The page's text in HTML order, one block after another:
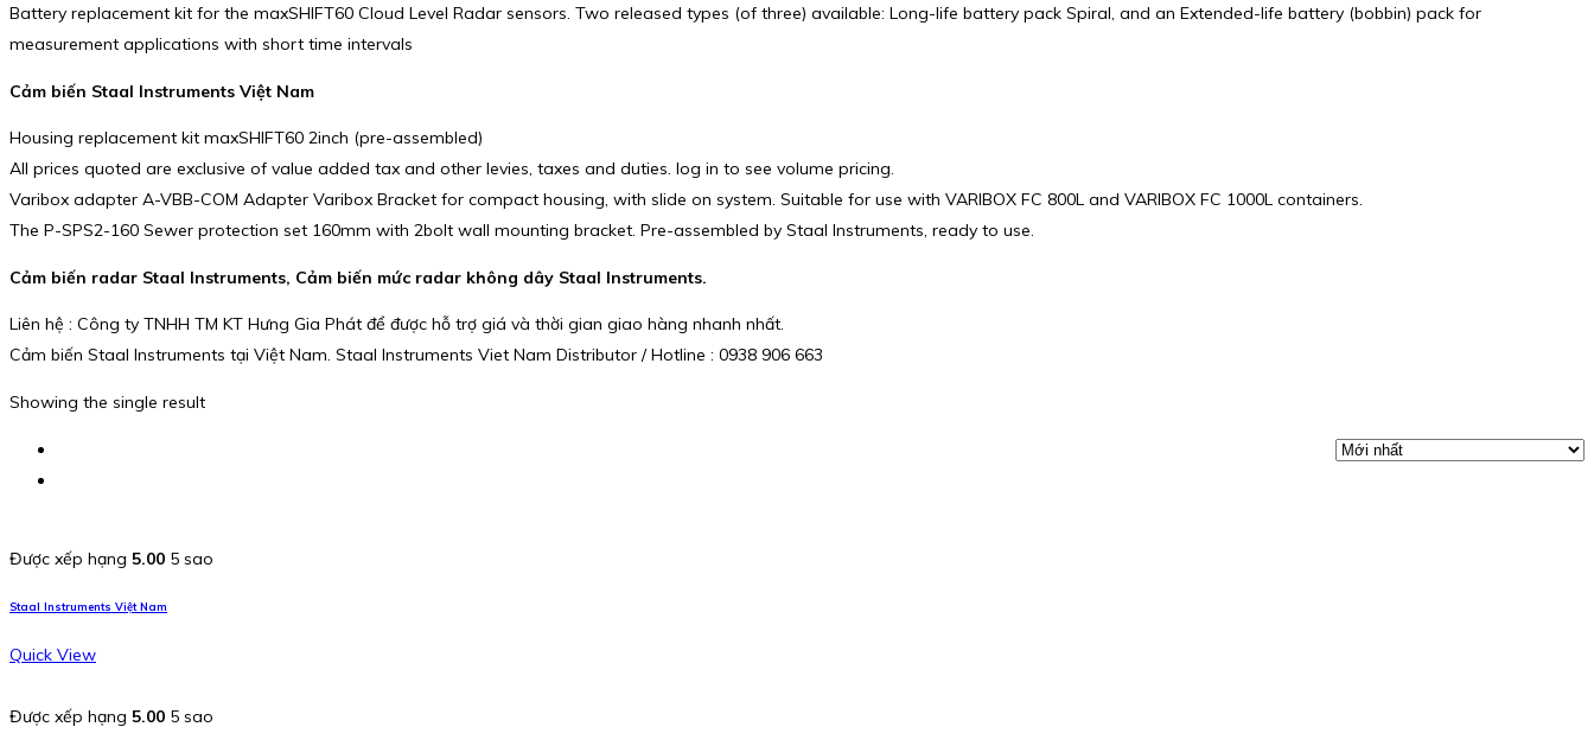
Battery replacement kit for the maxSHIFT60 Cloud Level Radar sensors. Two released types (of three) available: Long-life battery pack Spiral, and an Extended-life battery (bobbin) pack for
measurement applications with short time intervals
Cảm biến Staal Instruments Việt Nam
Housing replacement kit maxSHIFT60 2inch (pre-assembled)
All prices quoted are exclusive of value added tax and other levies, taxes and duties. log in to see volume pricing.
Varibox adapter A-VBB-COM Adapter Varibox Bracket for compact housing, with slide on system. Suitable for use with VARIBOX FC 800L and VARIBOX FC 1000L containers.
The P-SPS2-160 Sewer protection set 160mm with 2bolt wall mounting bracket. Pre-assembled by Staal Instruments, ready to use.
Cảm biến radar Staal Instruments, Cảm biến mức radar không dây Staal Instruments.
Liên hệ : Công ty TNHH TM KT Hưng Gia Phát để được hỗ trợ giá và thời gian giao hàng nhanh nhất.
Cảm biến Staal Instruments tại Việt Nam. Staal Instruments Viet Nam Distributor / Hotline : 0938 906 663
Showing the single result
Được xếp hạng 5.00 5 sao
Staal Instruments Việt Nam
Quick View
Được xếp hạng 5.00 5 sao